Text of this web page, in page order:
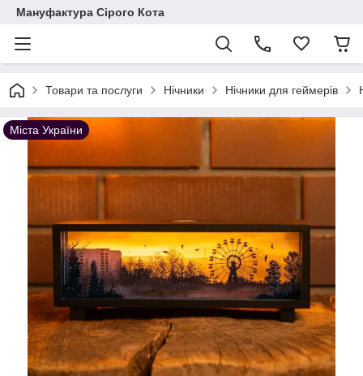
Мануфактура Сірого Кота
Товари та послуги Нічники Нічники для геймерів
Міста України